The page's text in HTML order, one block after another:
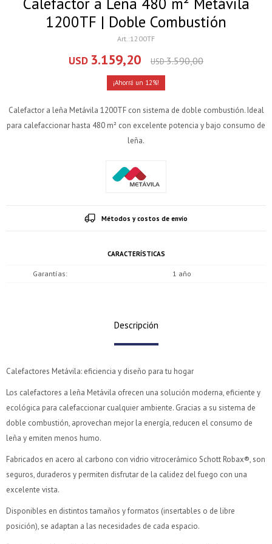
1200TF | Doble Combustión
1200TF
USD 3.159,20 USD3.590,00
12
Calefactor a leña Metávila 1200TF con sistema de doble combustión. Ideal
para calefaccionar hasta 480 m² con excelente potencia y bajo consumo de
leña.
Métodos y costos de envío
CARACTERÍSTICAS
Garantías 1 año
Descripción
Calefactores Metávila: eficiencia y diseño para tu hogar
Los calefactores a leña Metávila ofrecen una solución moderna, eficiente y
ecológica para calefaccionar cualquier ambiente. Gracias a su sistema de
doble combustión, aprovechan mejor la energía, reducen el consumo de
leña y emiten menos humo.
Fabricados en acero al carbono con vidrio vitrocerámico Schott Robax®, son
seguros, duraderos y permiten disfrutar de la calidez del fuego con una
excelente vista.
Disponibles en distintos tamaños y formatos (insertables o de libre
posición), se adaptan a las necesidades de cada espacio.